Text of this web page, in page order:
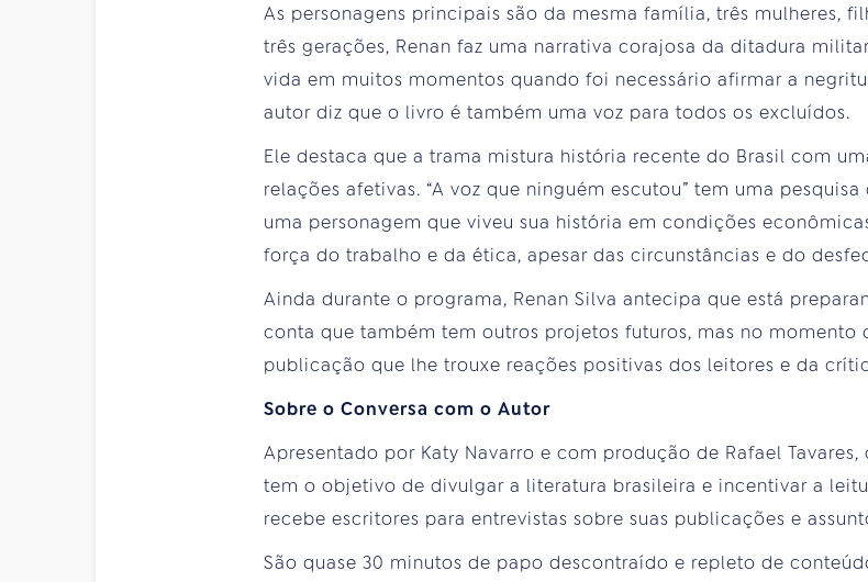
As personagens principais são da mesma família, três mulheres,
três gerações, Renan faz uma narrativa corajosa da ditadura
vida em muitos momentos quando foi necessário afirmar a
autor diz que o livro é também uma voz para todos os excluídos.
Ele destaca que a trama mistura história recente do Brasil com
relações afetivas. “A voz que ninguém escutou” tem uma
uma personagem que viveu sua história em condições
força do trabalho e da ética, apesar das circunstâncias e do
Ainda durante o programa, Renan Silva antecipa que está
conta que também tem outros projetos futuros, mas no momento
publicação que lhe trouxe reações positivas dos leitores e da
Sobre o Conversa com o Autor
Apresentado por Katy Navarro e com produção de Rafael
tem o objetivo de divulgar a literatura brasileira e incentivar a
recebe escritores para entrevistas sobre suas publicações e
São quase 30 minutos de papo descontraído e repleto de